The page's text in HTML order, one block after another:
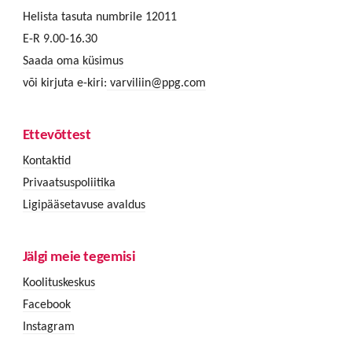
Helista tasuta numbrile 12011
E-R 9.00-16.30
Saada oma küsimus
või kirjuta e-kiri: varviliin@ppg.com
Ettevõttest
Kontaktid
Privaatsuspoliitika
Ligipääsetavuse avaldus
Jälgi meie tegemisi
Koolituskeskus
Facebook
Instagram